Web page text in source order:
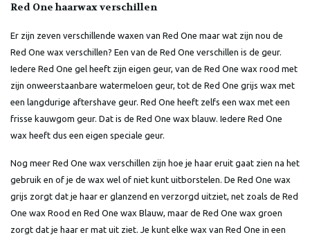
Red One haarwax verschillen
Er zijn zeven verschillende waxen van Red One maar wat zijn nou de
Red One wax verschillen? Een van de Red One verschillen is de geur.
Iedere Red One gel heeft zijn eigen geur, van de Red One wax rood met
zijn onweerstaanbare watermeloen geur, tot de Red One grijs wax met
een langdurige aftershave geur. Red One heeft zelfs een wax met een
frisse kauwgom geur. Dat is de Red One wax blauw. Iedere Red One
wax heeft dus een eigen speciale geur.
Nog meer Red One wax verschillen zijn hoe je haar eruit gaat zien na het
gebruik en of je de wax wel of niet kunt uitborstelen. De Red One wax
grijs zorgt dat je haar er glanzend en verzorgd uitziet, net zoals de Red
One wax Rood en Red One wax Blauw, maar de Red One wax groen
zorgt dat je haar er mat uit ziet. Je kunt elke wax van Red One in een